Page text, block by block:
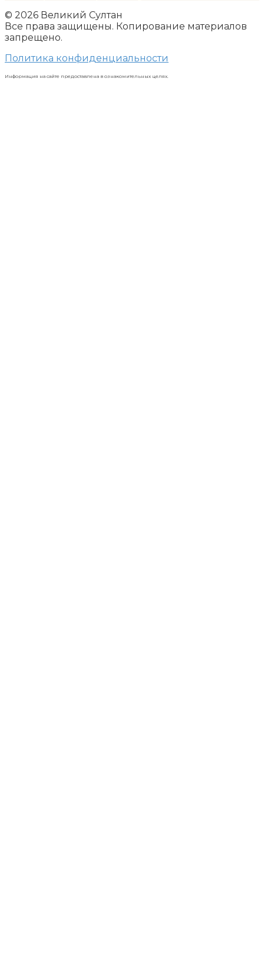
© 2026 Великий Султан
Все права защищены. Копирование материалов
запрещено.
Политика конфиденциальности
Информация на сайте предоставлена в ознакомительных целях.